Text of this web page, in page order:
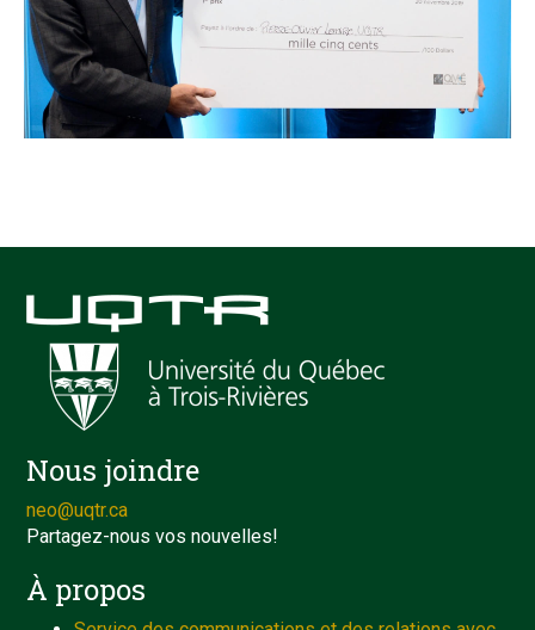
Nous joindre
neo@uqtr.ca
Partagez-nous vos nouvelles!
À propos